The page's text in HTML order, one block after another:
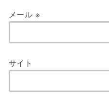
メール ※
サイト